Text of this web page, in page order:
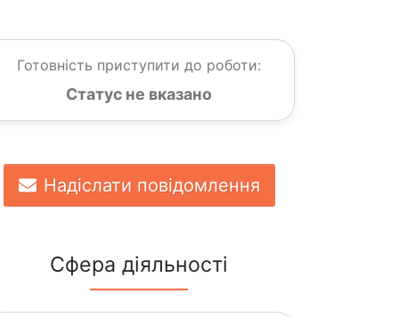
Готовність приступити до роботи:
Статус не вказано
Надіслати повідомлення
Сфера діяльності